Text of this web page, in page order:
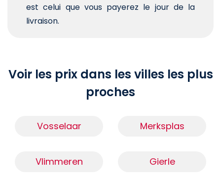
est celui que vous payerez le jour de la
livraison.
Voir les prix dans les villes les plus
proches
Vosselaar Merksplas
Vlimmeren Gierle